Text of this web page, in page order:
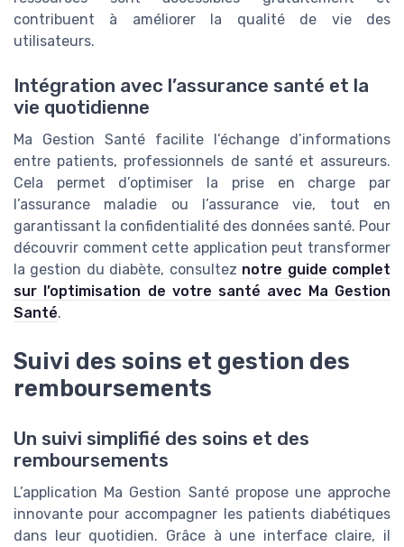
contribuent à améliorer la qualité de vie des
utilisateurs.
Intégration avec l’assurance santé et la
vie quotidienne
Ma Gestion Santé facilite l’échange d’informations
entre patients, professionnels de santé et assureurs.
Cela permet d’optimiser la prise en charge par
l’assurance maladie ou l’assurance vie, tout en
garantissant la confidentialité des données santé. Pour
découvrir comment cette application peut transformer
la gestion du diabète, consultez notre guide complet
sur l’optimisation de votre santé avec Ma Gestion
Santé.
Suivi des soins et gestion des
remboursements
Un suivi simplifié des soins et des
remboursements
L’application Ma Gestion Santé propose une approche
innovante pour accompagner les patients diabétiques
dans leur quotidien. Grâce à une interface claire, il